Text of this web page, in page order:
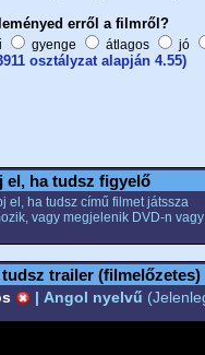
erről a filmről?
gyenge átlagos jó
osztályzat alapján 4.55)
el, ha tudsz figyelő
el, ha tudsz című filmet játssza
vagy megjelenik DVD-n vagy
tudsz trailer (filmelőzetes)
| Angol nyelvű